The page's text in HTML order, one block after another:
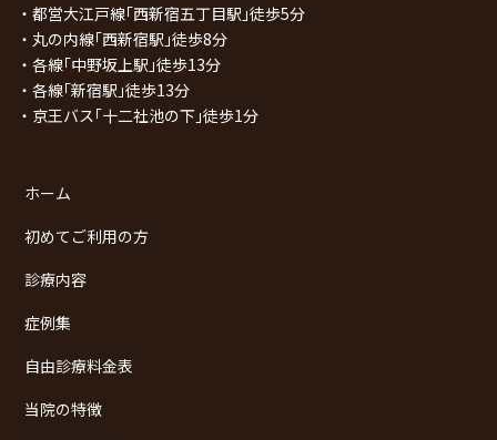
・都営大江戸線｢西新宿五丁目駅｣徒歩5分
・丸の内線｢西新宿駅｣徒歩8分
・各線｢中野坂上駅｣徒歩13分
・各線｢新宿駅｣徒歩13分
・京王バス｢十二社池の下｣徒歩1分
ホーム
初めてご利用の方
診療内容
症例集
自由診療料金表
当院の特徴